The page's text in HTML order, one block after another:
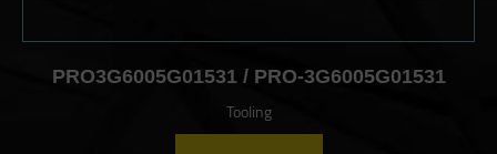
PRO3G6005G01531 / PRO-3G6005G01531
Tooling